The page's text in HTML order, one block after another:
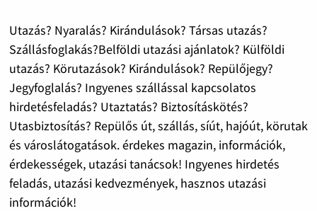
Utazás? Nyaralás? Kirándulások? Társas utazás?
Szállásfoglakás?Belföldi utazási ajánlatok? Külföldi
utazás? Körutazások? Kirándulások? Repülőjegy?
Jegyfoglalás? Ingyenes szállással kapcsolatos
hirdetésfeladás? Utaztatás? Biztosításkötés?
Utasbiztosítás? Repülős út, szállás, síút, hajóút, körutak
és városlátogatások. érdekes magazin, információk,
érdekességek, utazási tanácsok! Ingyenes hirdetés
feladás, utazási kedvezmények, hasznos utazási
információk!